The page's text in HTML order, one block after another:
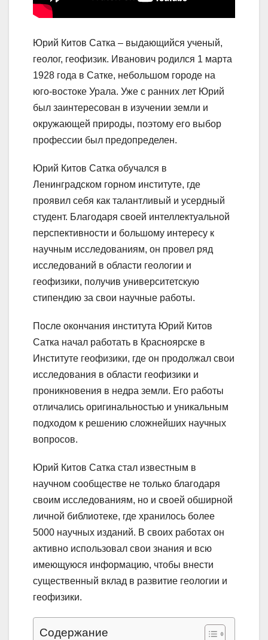
Юрий Китов Сатка – выдающийся ученый,
геолог, геофизик. Иванович родился 1 марта
1928 года в Сатке, небольшом городе на
юго-востоке Урала. Уже с ранних лет Юрий
был заинтересован в изучении земли и
окружающей природы, поэтому его выбор
профессии был предопределен.
Юрий Китов Сатка обучался в
Ленинградском горном институте, где
проявил себя как талантливый и усердный
студент. Благодаря своей интеллектуальной
перспективности и большому интересу к
научным исследованиям, он провел ряд
исследований в области геологии и
геофизики, получив университетскую
стипендию за свои научные работы.
После окончания института Юрий Китов
Сатка начал работать в Красноярске в
Институте геофизики, где он продолжал свои
исследования в области геофизики и
проникновения в недра земли. Его работы
отличались оригинальностью и уникальным
подходом к решению сложнейших научных
вопросов.
Юрий Китов Сатка стал известным в
научном сообществе не только благодаря
своим исследованиям, но и своей обширной
личной библиотеке, где хранилось более
5000 научных изданий. В своих работах он
активно использовал свои знания и всю
имеющуюся информацию, чтобы внести
существенный вклад в развитие геологии и
геофизики.
Содержание